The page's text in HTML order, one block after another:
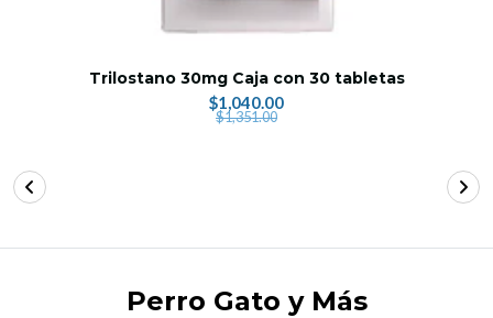
Trilostano 30mg Caja con 30 tabletas
$1,040.00
$1,351.00
Perro Gato y Más